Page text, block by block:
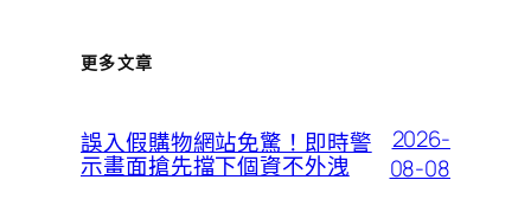
更多文章
誤入假購物網站免驚！即時警
示畫面搶先擋下個資不外洩
2026-
08-08